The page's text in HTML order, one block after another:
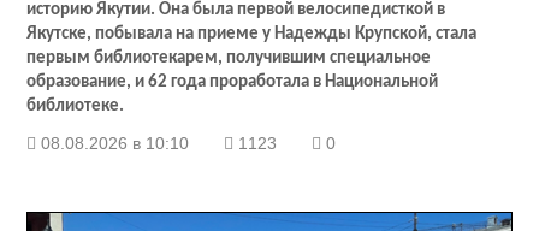
историю Якутии. Она была первой велосипедисткой в
Якутске, побывала на приеме у Надежды Крупской, стала
первым библиотекарем, получившим специальное
образование, и 62 года проработала в Национальной
библиотеке.
08.08.2026 в 10:10 1123 0